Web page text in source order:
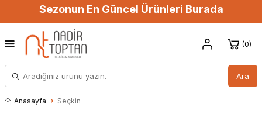
Sezonun En Güncel Ürünleri Burada
Ara
0
Anasayfa Seçkin